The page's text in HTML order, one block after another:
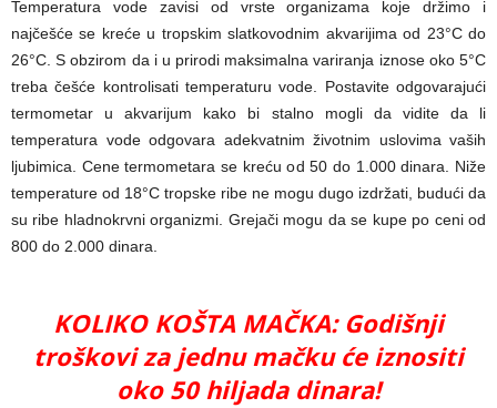
Temperatura vode zavisi od vrste organizama koje držimo i
najčešće se kreće u tropskim slatkovodnim akvarijima od 23°C do
26°C. S obzirom da i u prirodi maksimalna variranja iznose oko 5°C
treba češće kontrolisati temperaturu vode. Postavite odgovarajući
termometar u akvarijum kako bi stalno mogli da vidite da li
temperatura vode odgovara adekvatnim životnim uslovima vaših
ljubimica. Cene termometara se kreću od 50 do 1.000 dinara. Niže
temperature od 18°C tropske ribe ne mogu dugo izdržati, budući da
su ribe hladnokrvni organizmi. Grejači mogu da se kupe po ceni od
800 do 2.000 dinara.
KOLIKO KOŠTA MAČKA: Godišnji
troškovi za jednu mačku će iznositi
oko 50 hiljada dinara!